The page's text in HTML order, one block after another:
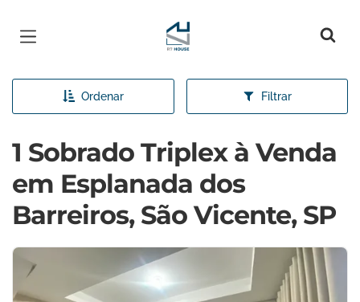
Página inicial
Ordenar Filtrar
1 Sobrado Triplex à Venda
em Esplanada dos
Barreiros, São Vicente, SP